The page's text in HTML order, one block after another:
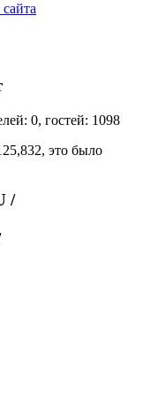
0, гостей: 1098
это было